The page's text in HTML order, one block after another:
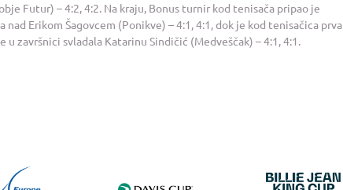
Futur) – 4:2, 4:2. Na kraju, Bonus turnir kod tenisača pripao je
Erikom Šagovcem (Ponikve) – 4:1, 4:1, dok je kod tenisačica prva
u završnici svladala Katarinu Sindičić (Medveščak) – 4:1, 4:1.